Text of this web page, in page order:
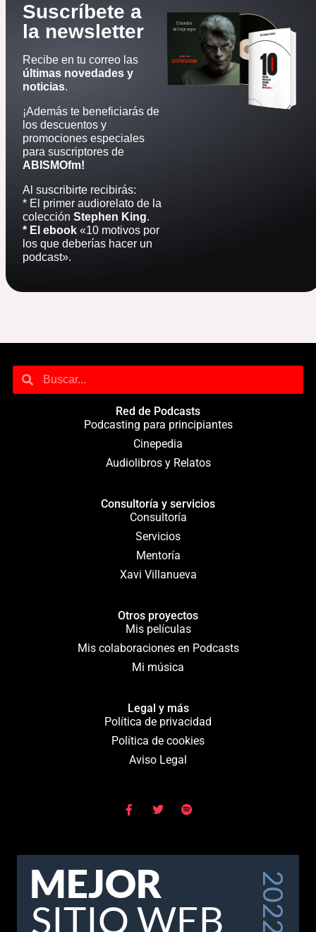
Suscríbete a
la newsletter
Recibe en tu correo las
últimas novedades y
noticias.
¡Además te beneficiarás de
los descuentos y
promociones especiales
para suscriptores de
ABISMOfm!
Al suscribirte recibirás:
* El primer audiorelato de la
colección Stephen King.
* El ebook «10 motivos por
los que deberías hacer un
podcast».
Red de Podcasts
Podcasting para principiantes
Cinepedia
Audiolibros y Relatos
Consultoría y servicios
Consultoría
Servicios
Mentoría
Xavi Villanueva
Otros proyectos
Mis películas
Mis colaboraciones en Podcasts
Mi música
Legal y más
Política de privacidad
Política de cookies
Aviso Legal